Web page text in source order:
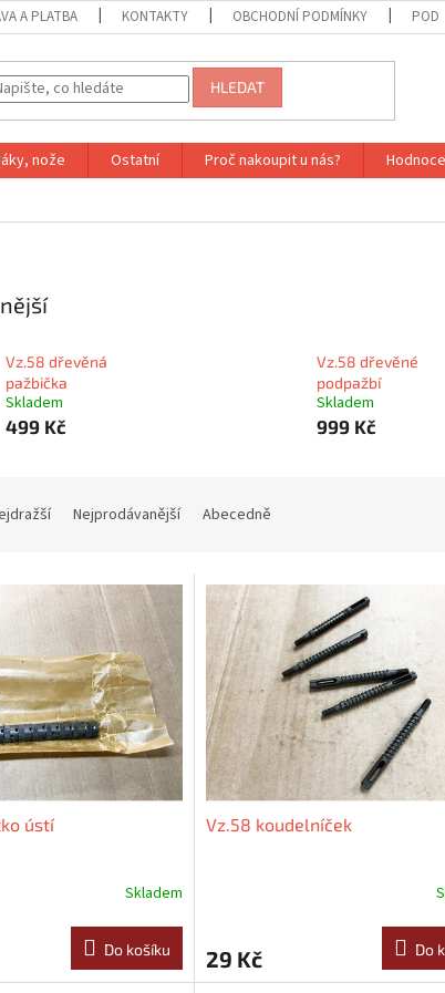
A PLATBA KONTAKTY OBCHODNÍ PODMÍNKY
HLEDAT
nože Ostatní Proč nakoupit u nás?
Vz.58 dřevěná
pažbička
Skladem
499 Kč
Vz.58 dřevěné
podpažbí
Skladem
999 Kč
Nejprodávanější Abecedně
ústí
Skladem
Do košíku
Vz.58 koudelníček
29 Kč Do